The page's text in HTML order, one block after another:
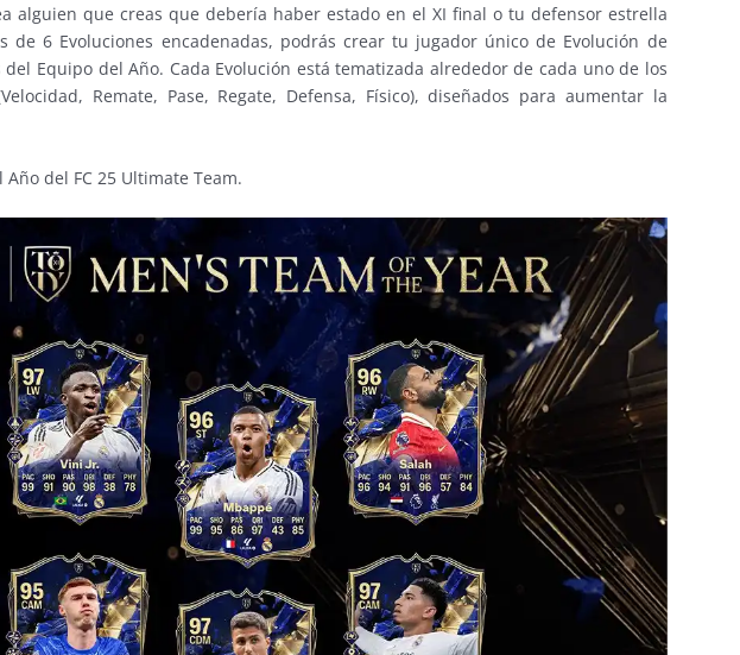
alguien que creas que debería haber estado en el XI final o tu defensor estrella
de 6 Evoluciones encadenadas, podrás crear tu jugador único de Evolución de
Equipo del Año. Cada Evolución está tematizada alrededor de cada uno de los
Remate, Pase, Regate, Defensa, Físico), diseñados para aumentar la
del FC 25 Ultimate Team.